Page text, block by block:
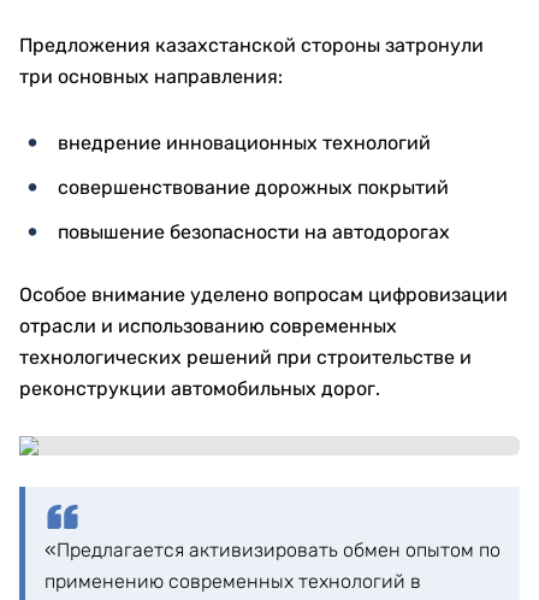
Предложения казахстанской стороны затронули
три основных направления:
внедрение инновационных технологий
совершенствование дорожных покрытий
повышение безопасности на автодорогах
Особое внимание уделено вопросам цифровизации
отрасли и использованию современных
технологических решений при строительстве и
реконструкции автомобильных дорог.
«Предлагается активизировать обмен опытом по
применению современных технологий в